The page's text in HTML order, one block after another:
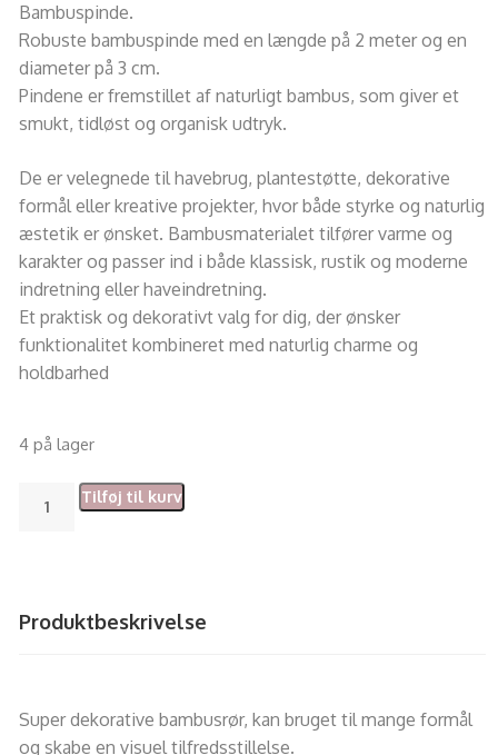
Bambuspinde.
Robuste bambuspinde med en længde på 2 meter og en
diameter på 3 cm.
Pindene er fremstillet af naturligt bambus, som giver et
smukt, tidløst og organisk udtryk.
De er velegnede til havebrug, plantestøtte, dekorative
formål eller kreative projekter, hvor både styrke og naturlig
æstetik er ønsket. Bambusmaterialet tilfører varme og
karakter og passer ind i både klassisk, rustik og moderne
indretning eller haveindretning.
Et praktisk og dekorativt valg for dig, der ønsker
funktionalitet kombineret med naturlig charme og
holdbarhed
4 på lager
Tilføj til kurv
Produktbeskrivelse
Super dekorative bambusrør, kan bruget til mange formål
og skabe en visuel tilfredsstillelse.